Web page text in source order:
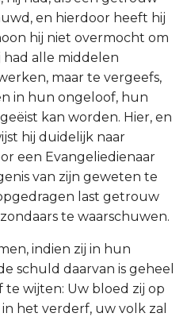
en hierdoor heeft hij
hij niet overmocht om
alle middelen
maar te vergeefs,
in hun ongeloof, hun
kan worden. Hier, en
hij duidelijk naar
een Evangeliedienaar
van zijn geweten te
last getrouw
te waarschuwen.
indien zij in hun
schuld daarvan is geheel
wijten: Uw bloed zij op
het verderf, uw volk zal